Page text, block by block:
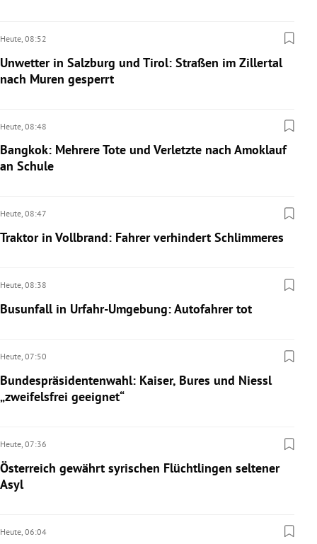
Heute, 08:52
Unwetter in Salzburg und Tirol: Straßen im Zillertal
nach Muren gesperrt
Heute, 08:48
Bangkok: Mehrere Tote und Verletzte nach Amoklauf
an Schule
Heute, 08:47
Traktor in Vollbrand: Fahrer verhindert Schlimmeres
Heute, 08:38
Busunfall in Urfahr-Umgebung: Autofahrer tot
Heute, 07:50
Bundespräsidentenwahl: Kaiser, Bures und Niessl
„zweifelsfrei geeignet“
Heute, 07:36
Österreich gewährt syrischen Flüchtlingen seltener
Asyl
Heute, 06:04